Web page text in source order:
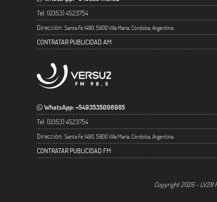
Tel: (0353) 4523754
Dirección: Santa Fe 1490. 5900 Villa María, Córdoba, Argentina.
CONTRATAR PUBLICIDAD AM
WhatsApp: +5493535006985
Tel: (0353) 4523754
Dirección: Santa Fe 1490. 5900 Villa María, Córdoba, Argentina.
CONTRATAR PUBLICIDAD FM
Copyright 2026 - LV28